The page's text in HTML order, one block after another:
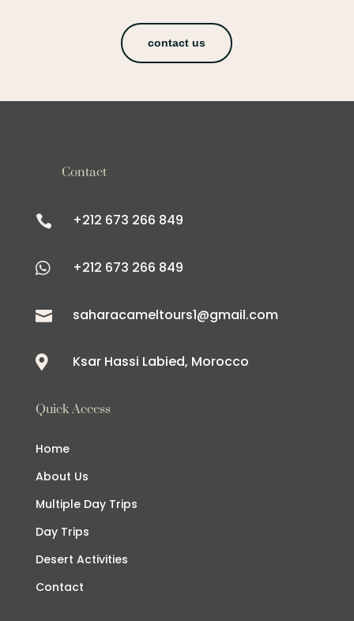
contact us
Contact
 +212 673 266 849
 +212 673 266 849
 saharacameltours1@gmail.com
 Ksar Hassi Labied, Morocco
Quick Access
Home
About Us
Multiple Day Trips
Day Trips
Desert Activities
Contact